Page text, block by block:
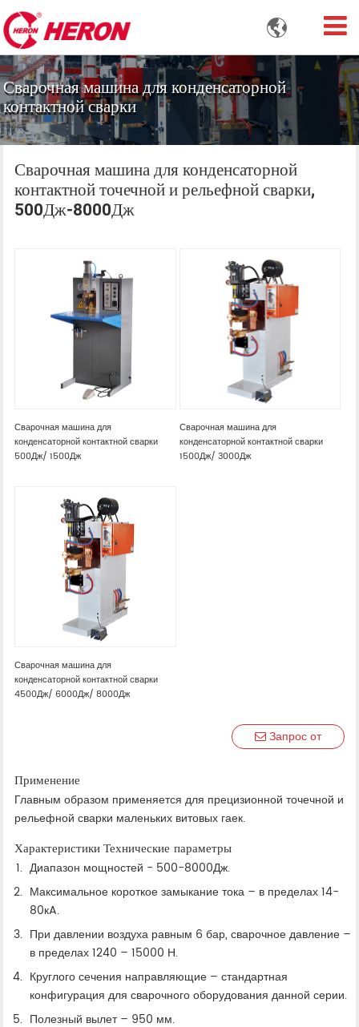

Сварочная машина для конденсаторной
контактной сварки
Сварочная машина для конденсаторной
контактной точечной и рельефной сварки,
500Дж-8000Дж
Сварочная машина для
конденсаторной контактной сварки
500Дж/ 1500Дж
Сварочная машина для
конденсаторной контактной сварки
1500Дж/ 3000Дж
Сварочная машина для
конденсаторной контактной сварки
4500Дж/ 6000Дж/ 8000Дж
Запрос от
Применение
Главным образом применяется для прецизионной точечной и
рельефной сварки маленьких витовых гаек.
Характеристики
Диапазон мощностей - 500-8000Дж.
Максимальное короткое замыкание тока – в пределах 14-
80кA.
При давлении воздуха равным 6 бар, сварочное давление –
в пределах 1240 – 15000 Н.
Круглого сечения направляющие – стандартная
конфигурация для сварочного оборудования данной серии.
Полезный вылет – 950 мм.
Технические параметры